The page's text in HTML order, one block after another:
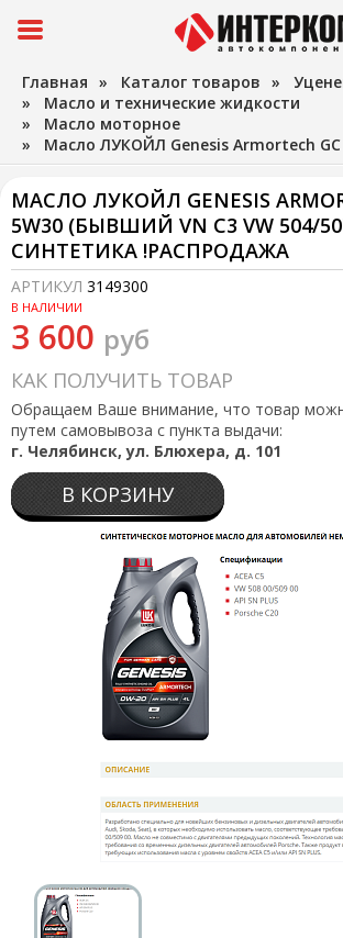
Главная » Каталог товаров »
» Масло и технические жидкости
» Масло моторное
» Масло ЛУКОЙЛ Genesis Armortech
МАСЛО ЛУКОЙЛ GENESIS
5W30 (БЫВШИЙ VN C3 VW 504/
СИНТЕТИКА !РАСПРОДАЖА
АРТИКУЛ 3149300
В НАЛИЧИИ
3 600 руб
КАК ПОЛУЧИТЬ ТОВАР
Обращаем Ваше внимание, что товар
путем самовывоза с пункта выдачи:
г. Челябинск, ул. Блюхера, д. 101
В КОРЗИНУ